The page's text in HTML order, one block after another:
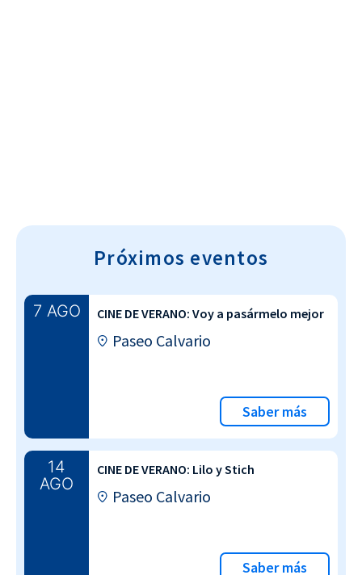
Próximos eventos
7 AGO CINE DE VERANO: Voy a pasármelo mejor
Paseo Calvario
Saber más
14
AGO
CINE DE VERANO: Lilo y Stich
Paseo Calvario
Saber más